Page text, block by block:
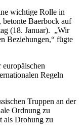
wichtige Rolle in
betonte Baerbock auf
(18. Januar). „Wir
Beziehungen,“ fügte
Regeln
Truppen an der
Ordnung zu
als Drohung zu